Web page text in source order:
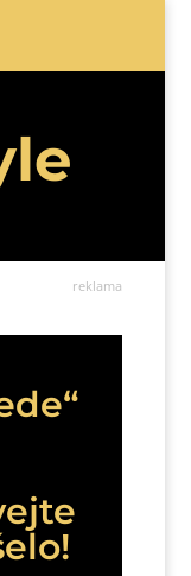
reklama